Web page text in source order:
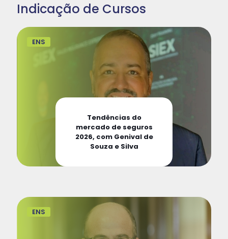
Indicação de Cursos
ENS
Tendências do
mercado de seguros
2026, com Genival de
Souza e Silva
ENS